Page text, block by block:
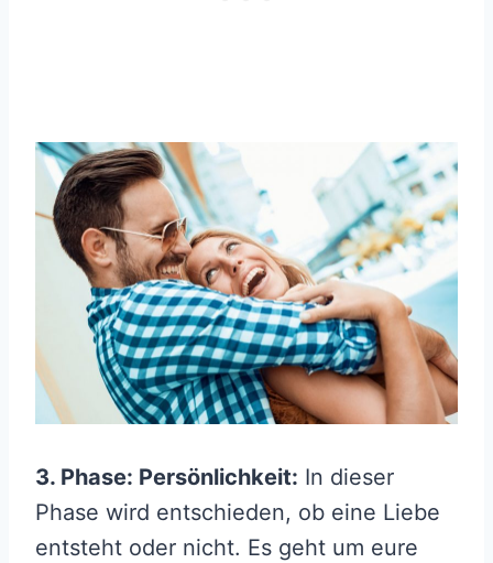
3. Phase: Persönlichkeit: In dieser
Phase wird entschieden, ob eine Liebe
entsteht oder nicht. Es geht um eure